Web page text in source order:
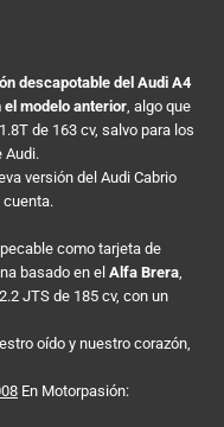
descapotable del Audi A4
el modelo anterior , algo que
de 163 cv, salvo para los
Audi.
versión del Audi Cabrio
cuenta.
como tarjeta de
basado en el Alfa Brera
JTS de 185 cv, con un
oído y nuestro corazón,
En Motorpasión: